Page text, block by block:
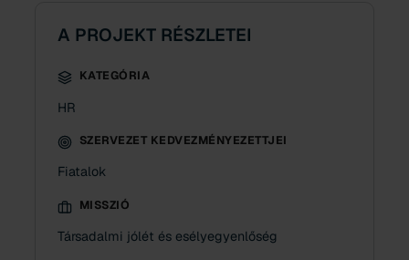
A PROJEKT RÉSZLETEI
KATEGÓRIA
HR
SZERVEZET KEDVEZMÉNYEZETTJEI
Fiatalok
MISSZIÓ
Társadalmi jólét és esélyegyenlőség